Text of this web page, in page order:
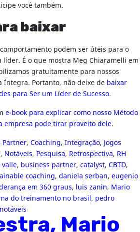
você também.
baixar
podem ser úteis para o
É o que mostra Meg Chiaramelli em
gratuitamente para nossos
Íntegra. Portanto, não deixe de baixar
para Ser um Líder de Sucesso.
e-book para explicar como nosso Método
empresa pode tirar proveito dele.
Partner, Coaching, Integração, Jogos
, Notáveis, Pesquisa, Retrospectiva, RH
valle, business partner, catalyst, CBTD,
coaching, daniela serban, eugenio
em 360 graus, luis zanin, Mario
do treinamento no brasil, pedro
Mario